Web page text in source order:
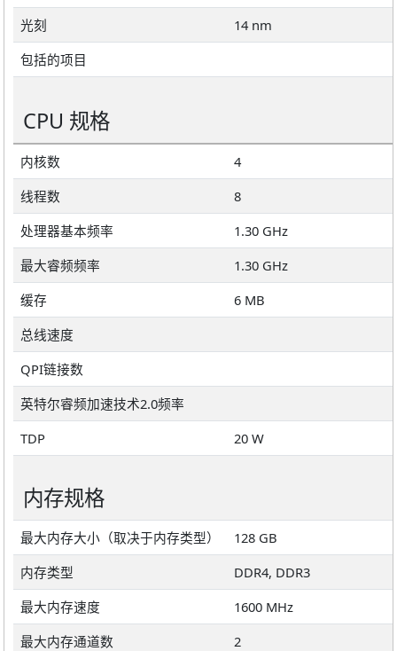
光刻
14 nm
包括的项目
CPU 规格
内核数
4
线程数
8
处理器基本频率
1.30 GHz
最大睿频频率
1.30 GHz
缓存
6 MB
总线速度
QPI链接数
英特尔睿频加速技术2.0频率
TDP
20 W
内存规格
最大内存大小（取决于内存类型）
128 GB
内存类型
DDR4, DDR3
最大内存速度
1600 MHz
最大内存通道数
2